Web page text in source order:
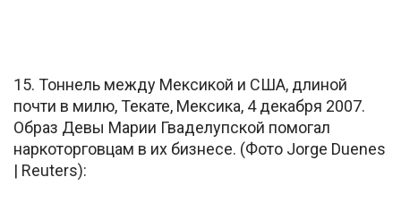
15. Тоннель между Мексикой и США, длиной
почти в милю, Текате, Мексика, 4 декабря 2007.
Образ Девы Марии Гваделупской помогал
наркоторговцам в их бизнесе. (Фото Jorge Duenes
| Reuters):